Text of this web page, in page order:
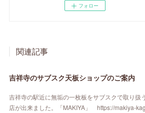
フォロー
関連記事
吉祥寺のサブスク天板ショップのご案内
吉祥寺の駅近に無垢の一枚板をサブスクで取り扱
店が出来ました。「MAKIYA」 https://makiya-